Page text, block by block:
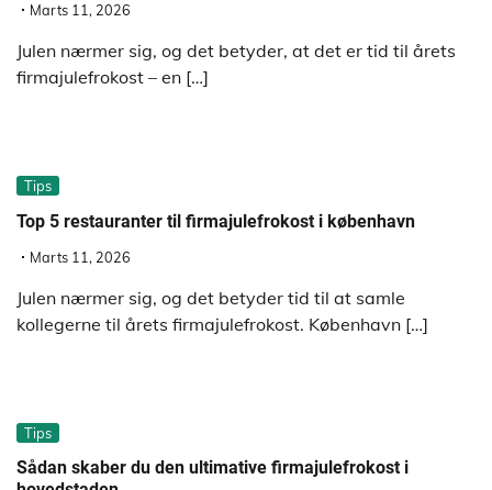
Marts 11, 2026
Julen nærmer sig, og det betyder, at det er tid til årets
firmajulefrokost – en […]
Tips
Top 5 restauranter til firmajulefrokost i københavn
Marts 11, 2026
Julen nærmer sig, og det betyder tid til at samle
kollegerne til årets firmajulefrokost. København […]
Tips
Sådan skaber du den ultimative firmajulefrokost i